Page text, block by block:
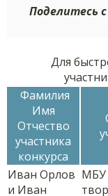
Поделитесь
Для
Фамилия
Имя
Отчество
участника
конкурса
Иван Орлов
и Иван
МБУ